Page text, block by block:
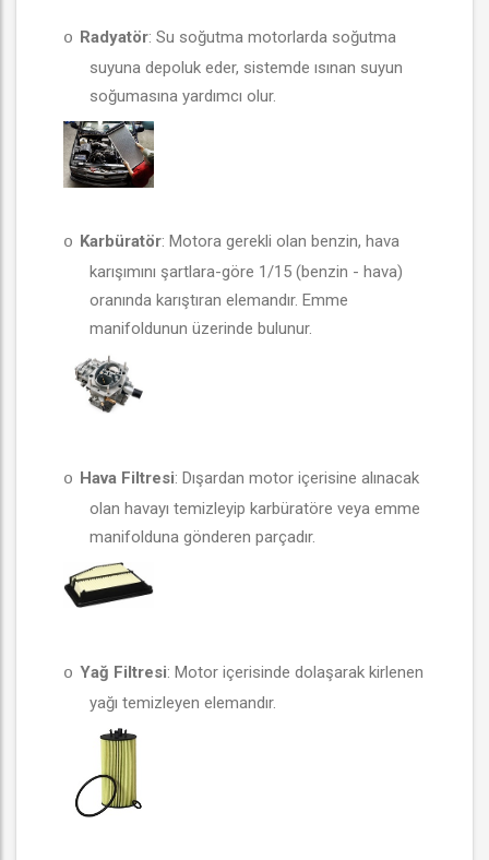
o Radyatör: Su soğutma motorlarda soğutma
suyuna depoluk eder, sistemde ısınan suyun
soğumasına yardımcı olur.
o Karbüratör: Motora gerekli olan benzin, hava
karışımını şartlara-göre 1/15 (benzin - hava)
oranında karıştıran elemandır. Emme
manifoldunun üzerinde bulunur.
o Hava Filtresi: Dışardan motor içerisine alınacak
olan havayı temizleyip karbüratöre veya emme
manifolduna gönderen parçadır.
o Yağ Filtresi: Motor içerisinde dolaşarak kirlenen
yağı temizleyen elemandır.